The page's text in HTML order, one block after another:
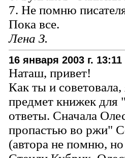
7. Не помню
Пока все.
Лена З.
16 января 2003 г. 13:11
Наташ, привет!
Как ты и
предмет книжек
ответы. Сначала
пропастью во ржи"
(автора не помню,